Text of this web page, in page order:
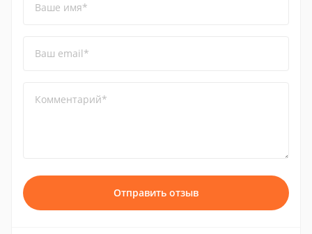
Ваше имя*
Ваш email*
Комментарий*
Отправить отзыв